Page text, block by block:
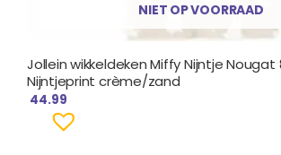
NIET OP VOORRAAD
Jollein wikkeldeken Miffy Nijntje Nougat
Nijntjeprint crème/zand
44.99